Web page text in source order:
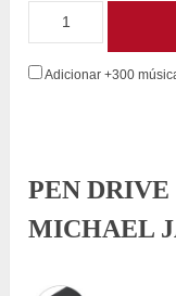
Adicionar +300
PEN
MICHAEL